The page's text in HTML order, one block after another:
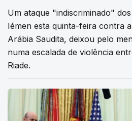
Um ataque "indiscriminado"
Iémen esta quinta-feira contra
Arábia Saudita, deixou pelo
numa escalada de violência
Riade.